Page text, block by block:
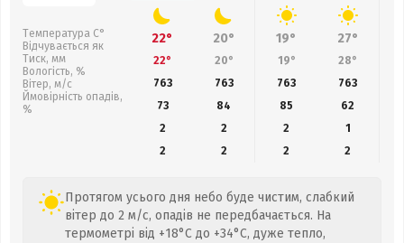
Температура С°
Відчувається як
Тиск, мм
Вологість, %
Вітер, м/с
Ймовірність опадів,
%
22° 20° 19° 27°
22° 20° 19° 28°
763
763 763 763
73
84 85 62
2
2 2
1
2
2 2 2
Протягом усього дня небо буде чистим, слабкий
вітер до 2 м/с, опадів не передбачається. На
термометрі від +18°C до +34°C, дуже тепло,